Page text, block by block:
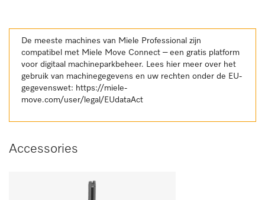
De meeste machines van Miele Professional zijn
compatibel met Miele Move Connect – een gratis platform
voor digitaal machineparkbeheer. Lees hier meer over het
gebruik van machinegegevens en uw rechten onder de EU-
gegevenswet: https://miele-
move.com/user/legal/EUdataAct
Accessories